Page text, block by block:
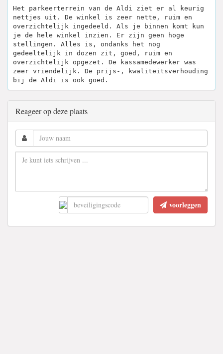
Het parkeerterrein van de Aldi ziet er al keurig
nettjes uit. De winkel is zeer nette, ruim en
overzichtelijk ingedeeld. Als je binnen komt kun
je de hele winkel inzien. Er zijn geen hoge
stellingen. Alles is, ondanks het nog
gedeeltelijk in dozen zit, goed, ruim en
overzichtelijk opgezet. De kassamedewerker was
zeer vriendelijk. De prijs-, kwaliteitsverhouding
bij de Aldi is ook goed.
Reageer op deze plaats
voorleggen